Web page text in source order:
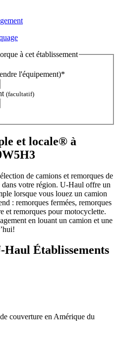
à cet établissement
l'équipement)*
(facultatif)
et locale® à
de camions et remorques de
votre région. U-Haul offre un
lorsque vous louez un camion
: remorques fermées, remorques
et remorques pour motocyclette.
en louant un camion et une
Haul Établissements
couverture en Amérique du